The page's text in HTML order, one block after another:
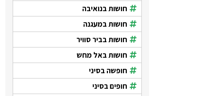
חושות בנואיבה
חושות במעגנה
חושות בביר סוויר
חושות באל מחש
חופשה בסיני
חופים בסיני